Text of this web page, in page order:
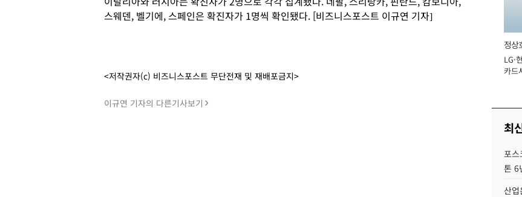
스웨덴, 벨기에, 스페인은 확진자가 1명씩 확인됐다. [비즈니스포스트 이규연 기자]
<저작권자(c) 비즈니스포스트 무단전재 및 재배포금지>
이규연 기자의 다른기사보기
정상
장
LG·
카드
최
포
톤 6
산업